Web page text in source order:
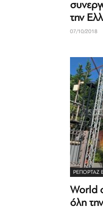
την
07/10/2018
ΡΕΠΟΡΤΆΖ
World
όλη